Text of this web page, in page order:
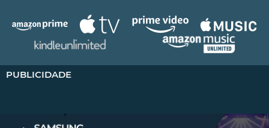
PUBLICIDADE